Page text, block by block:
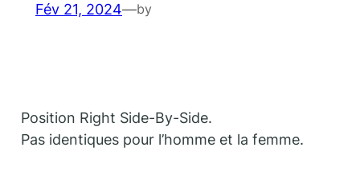
Fév 21, 2024—by
Position Right Side-By-Side.
Pas identiques pour l’homme et la femme.